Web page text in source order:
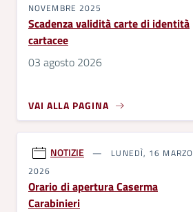
NOVEMBRE 2025
Scadenza validità carte di identità
cartacee
03 agosto 2026
VAI ALLA PAGINA
NOTIZIE
LUNEDÌ, 16 MARZO
2026
Orario di apertura Caserma
Carabinieri